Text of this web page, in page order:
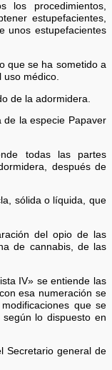
los procedimientos,
estupefacientes,
unos estupefacientes
que se ha sometido a
uso médico.
de la adormidera.
la especie Papaver
todas las partes
después de
sólida o líquida, que
del opio de las
de cannabis, de las
IV» se entiende las
esa numeración se
que se
lo dispuesto en
Secretario general de